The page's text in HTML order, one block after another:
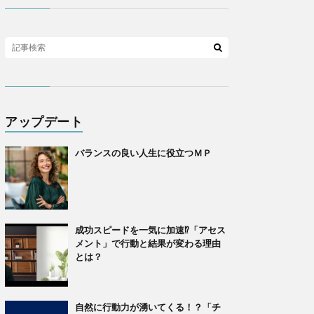
アップデート
バランスの良い人生に役立つＭＰ
成功スピードを一気に加速⁉「アセス
メント」で行動と結果が変わる理由
とは？
自然に行動力が湧いてくる！？「チ